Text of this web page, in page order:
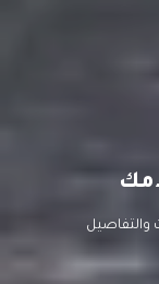
والتفاصيل